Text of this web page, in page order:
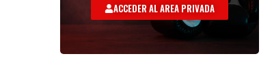
ACCEDER AL AREA PRIVADA